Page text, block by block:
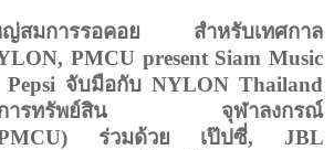
หญ่สมการรอคอย สำหรับเทศกาล
PMCU present Siam Music
Pepsi จับมือกับ NYLON Thailand
จัดการทรัพย์สิน จุฬาลงกรณ์
ร่วมด้วย เป๊ปซี่, JBL